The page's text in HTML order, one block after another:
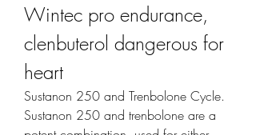
Wintec pro endurance,
clenbuterol dangerous for
heart
Sustanon 250 and Trenbolone Cycle.
Sustanon 250 and trenbolone are a